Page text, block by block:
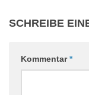
SCHREIBE
Kommentar*